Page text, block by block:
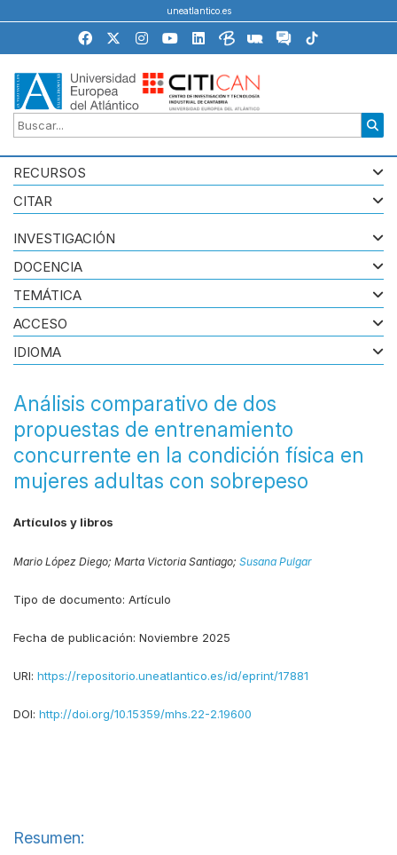
uneatlantico.es
RECURSOS
CITAR
Análisis comparativo de dos
propuestas de entrenamiento
concurrente en la condición física en
mujeres adultas con sobrepeso
Artículos y libros
Mario López Diego; Marta Victoria Santiago; Susana Pulgar
Tipo de documento: Artículo
Fecha de publicación: Noviembre 2025
URI: https://repositorio.uneatlantico.es/id/eprint/17881
DOI: http://doi.org/10.15359/mhs.22-2.19600
Resumen:
INVESTIGACIÓN
DOCENCIA
TEMÁTICA
ACCESO
IDIOMA